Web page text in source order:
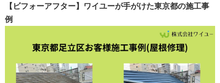
【ビフォーアフター】ワイユーが手がけた東京都の施工事
例